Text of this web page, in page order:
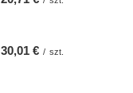
30,01 € / szt.